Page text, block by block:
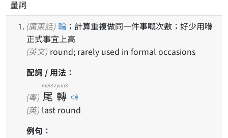
量詞
(廣東話) 輪 ；計算重複做同一件事嘅次數；好少用喺
正式事宜上高
(英文) round; rarely used in formal occasions
配詞 / 用法：
(粵) 尾
mei3
轉
zyun3
(英) last round
例句：